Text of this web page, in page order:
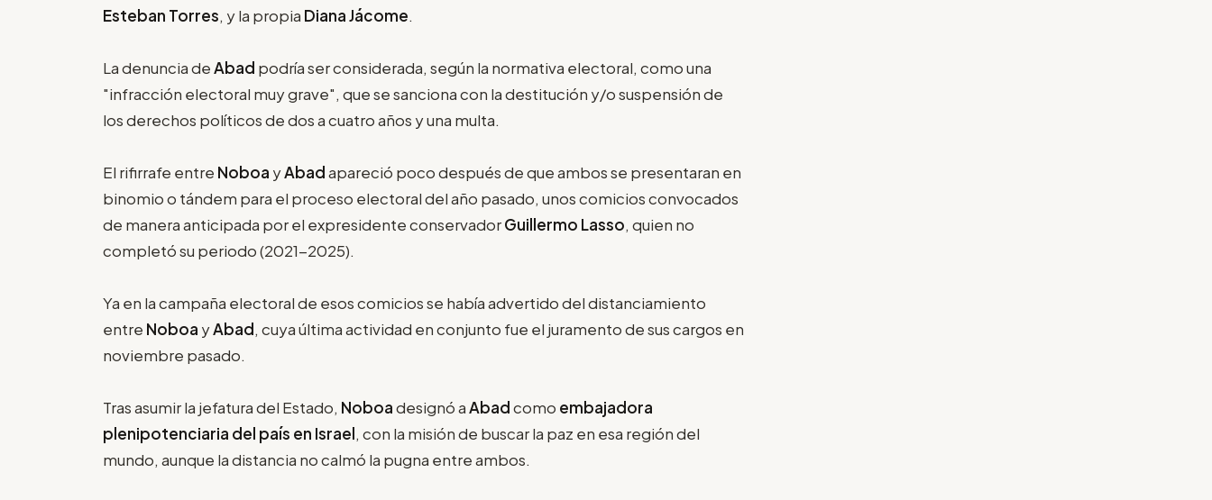
Esteban Torres, y la propia Diana Jácome.
La denuncia deAbad podría ser considerada, según la normativa electoral, como una
"infracción electoral muy grave", que se sanciona con la destitución y/o suspensión de
los derechos políticos de dos a cuatro años y una multa.
El rifirrafe entre Noboa yAbadapareció poco después de que ambos se presentaran en
binomio o tándem para el proceso electoral del año pasado, unos comicios convocados
de manera anticipada por el expresidente conservadorGuillermo Lasso, quien no
completó su periodo (2021-2025).
Ya en la campaña electoral de esos comicios se había advertido del distanciamiento
entre Noboa yAbad, cuya última actividad en conjunto fue el juramento de sus cargos en
noviembre pasado.
Tras asumir la jefatura del Estado, Noboadesignó aAbadcomo embajadora
plenipotenciaria del país en Israel, con la misión de buscar la paz en esa región del
mundo, aunque la distancia no calmó la pugna entre ambos.